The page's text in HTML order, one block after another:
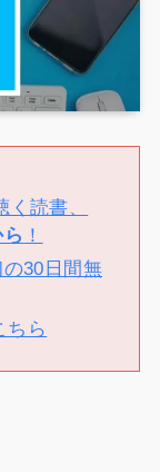
読書、
！
30日間無
ちら